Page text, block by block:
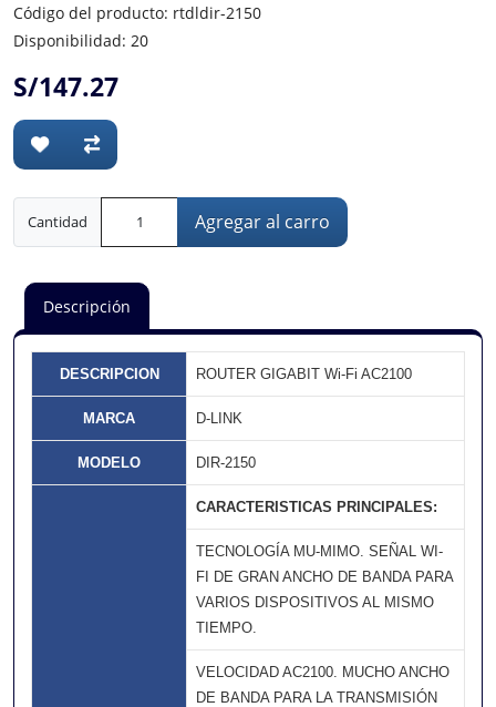
Código del producto: rtdldir-2150
Disponibilidad: 20
S/147.27
Cantidad Agregar al carro
Descripción
DESCRIPCION ROUTER GIGABIT Wi-Fi AC2100
MARCA D-LINK
MODELO DIR-2150
CARACTERISTICAS PRINCIPALES:
TECNOLOGÍA MU-MIMO. SEÑAL WI-
FI DE GRAN ANCHO DE BANDA PARA
VARIOS DISPOSITIVOS AL MISMO
TIEMPO.
VELOCIDAD AC2100. MUCHO ANCHO
DE BANDA PARA LA TRANSMISIÓN